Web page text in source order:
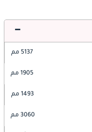
5137 مم
1905 مم
1493 مم
3060 مم